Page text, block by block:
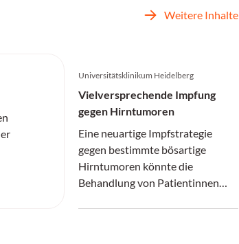
Weitere Inhalte
Universitätsklinikum Heidelberg
Vielversprechende Impfung
gegen Hirntumoren
Eine neuartige Impfstrategie
gegen bestimmte bösartige
Hirntumoren könnte die
Behandlung von Patientinnen